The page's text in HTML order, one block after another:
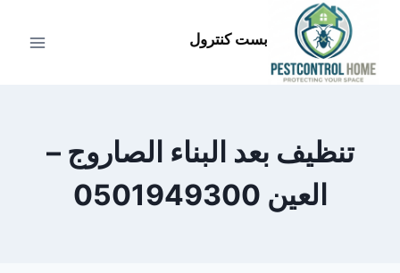
المحتوى
بست كنترول
تنظيف بعد البناء الصاروج –
العين 0501949300